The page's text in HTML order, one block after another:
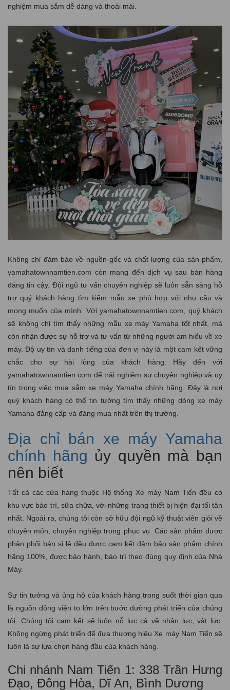
nghiệm mua sắm dễ dàng và thoải mái.
Không chỉ đảm bảo về nguồn gốc và chất lượng của sản phẩm,
yamahatownnamtien.com còn mang đến dịch vụ sau bán hàng
đáng tin cậy. Đội ngũ tư vấn chuyên nghiệp sẽ luôn sẵn sàng hỗ
trợ quý khách hàng tìm kiếm mẫu xe phù hợp với nhu cầu và
mong muốn của mình. Với yamahatownnamtien.com, quý khách
sẽ không chỉ tìm thấy những mẫu xe máy Yamaha tốt nhất, mà
còn nhận được sự hỗ trợ và tư vấn từ những người am hiểu về xe
máy. Độ uy tín và danh tiếng của đơn vị này là một cam kết vững
chắc cho sự hài lòng của khách hàng. Hãy đến với
yamahatownnamtien.com để trải nghiệm sự chuyên nghiệp và uy
tín trong việc mua sắm xe máy Yamaha chính hãng. Đây là nơi
quý khách hàng có thể tin tưởng tìm thấy những dòng xe máy
Yamaha đẳng cấp và đáng mua nhất trên thị trường.
Địa chỉ bán xe máy Yamaha
chính hãng ủy quyền mà bạn
nên biết
Tất cả các cửa hàng thuộc Hệ thống Xe máy Nam Tiến đều có
khu vực bảo trì, sữa chữa, với những trang thiết bị hiện đại tối tân
nhất. Ngoài ra, chúng tôi còn sở hữu đội ngũ kỹ thuật viên giỏi về
chuyên môn, chuyên nghiệp trong phục vụ. Các sản phẩm được
phân phối bán sỉ lẻ đều được cam kết đảm bảo sản phẩm chính
hãng 100%, được bảo hành, bảo trì theo đúng quy định của Nhà
Máy.
Sự tin tưởng và ủng hộ của khách hàng trong suốt thời gian qua
là nguồn động viên to lớn trên bước đường phát triển của chúng
tôi. Chúng tôi cam kết sẽ luôn nỗ lực cả về nhân lực, vật lực.
Không ngừng phát triển để đưa thương hiệu Xe máy Nam Tiến sẽ
luôn là sự lựa chọn hàng đầu của khách hàng.
Chi nhánh Nam Tiến 1: 338 Trần Hưng
Đạo, Đông Hòa, Dĩ An, Bình Dương